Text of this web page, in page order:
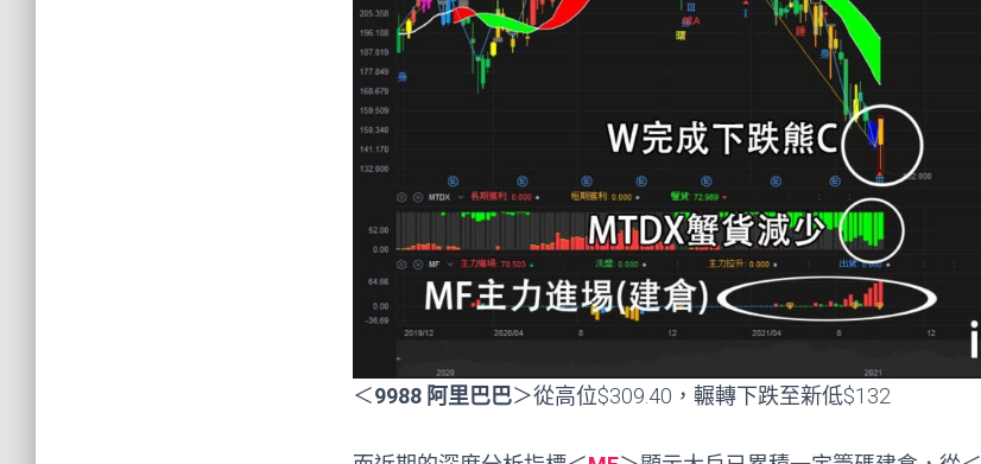
＜9988 阿里巴巴＞從高位$309.40，輾轉下跌至新低$132